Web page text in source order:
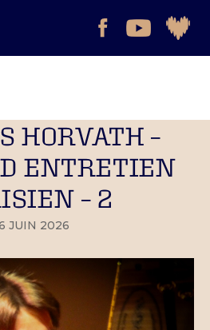
HORVATH –
ENTRETIEN
– 2
JUIN 2026